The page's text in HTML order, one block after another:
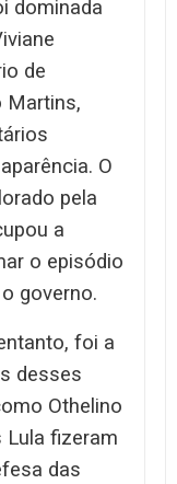
dominada
de
Martins,
O
pela
a
o episódio
governo.
foi a
desses
Othelino
Lula fizeram
das